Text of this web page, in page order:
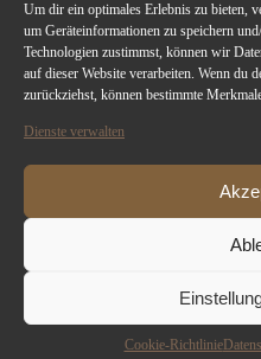
Um dir ein optimales Erlebnis zu bieten,
um Geräteinformationen zu speichern
Technologien zustimmst, können wir
auf dieser Website verarbeiten. Wenn du
zurückziehst, können bestimmte
Dienste verwalten
Cookie-Richtlinie
Copyright 2012 - 2024 TPS-
Reserved | Powered by